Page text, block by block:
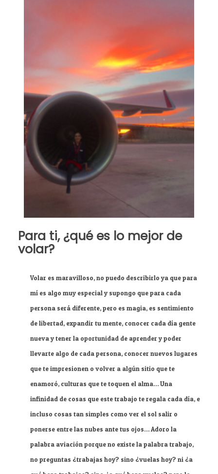
Para ti, ¿qué es lo mejor de
volar?
Volar es maravilloso, no puedo describirlo ya que para
mí es algo muy especial y supongo que para cada
persona será diferente, pero es magia, es sentimiento
de libertad, expandir tu mente, conocer cada día gente
nueva y tener la oportunidad de aprender y poder
llevarte algo de cada persona, conocer nuevos lugares
que te impresionen o volver a algún sitio que te
enamoró, culturas que te toquen el alma… Una
infinidad de cosas que este trabajo te regala cada día, e
incluso cosas tan simples como ver el sol salir o
ponerse entre las nubes ante tus ojos… Adoro la
palabra aviación porque no existe la palabra trabajo,
no preguntas ¿trabajas hoy? sino ¿vuelas hoy? ni ¿a